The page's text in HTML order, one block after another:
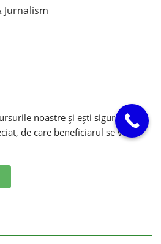
Jurnalism
noastre și ești sigur că vei
de care beneficiarul se va